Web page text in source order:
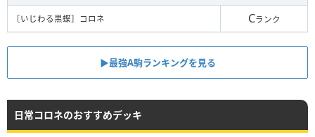
［いじわる黒蝶］コロネ Cランク
▶︎最強A駒ランキングを見る
日常コロネのおすすめデッキ